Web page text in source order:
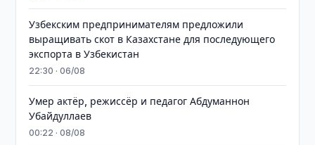
Узбекским предпринимателям предложили
выращивать скот в Казахстане для последующего
экспорта в Узбекистан
22:30 · 06/08
Умер актёр, режиссёр и педагог Абдуманнон
Убайдуллаев
00:22 · 08/08